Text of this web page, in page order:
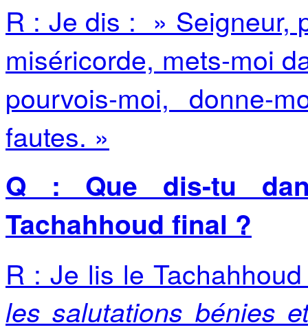
R : Je dis : » Seigneur,
miséricorde, mets-moi
pourvois-moi,
fautes. »
Q : Que dis-tu
Tachahhoud final ?
R : Je lis le
les salutations bénies